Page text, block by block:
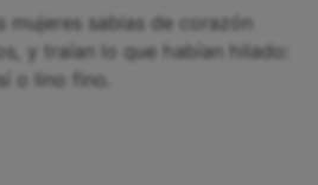
mujeres sabias de corazón
y traían lo que habían hilado:
o lino fino.